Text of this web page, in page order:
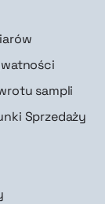
sampli
Sprzedaży